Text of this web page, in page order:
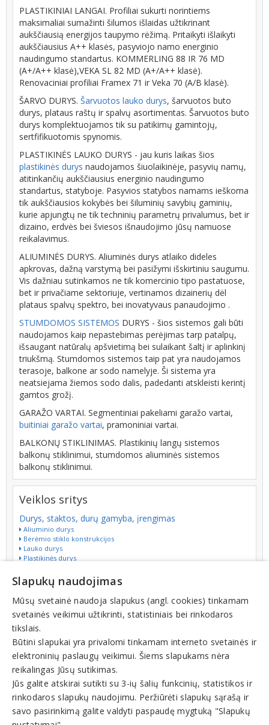
PLASTIKINIAI LANGAI. Profiliai sukurti norintiems
maksimaliai sumažinti šilumos išlaidas užtikrinant
aukščiausią energijos taupymo rėžimą. Pritaikyti išlaikyti
aukščiausius A++ klasės, pasyviojo namo energinio
naudingumo standartus. KOMMERLING 88 IR 76 MD
(A+/A++ klasė),VEKA SL 82 MD (A+/A++ klasė).
Renovaciniai profiliai Framex 71 ir Veka 70 (A/B klasė).
ŠARVO DURYS. Šarvuotos lauko durys, šarvuotos buto
durys, plataus raštų ir spalvų asortimentas. Šarvuotos buto
durys komplektuojamos tik su patikimų gamintojų,
sertfifikuotomis spynomis.
PLASTIKINĖS LAUKO DURYS - jau kuris laikas šios
plastikinės durys naudojamos šiuolaikinėje, pasyvių namų,
atitinkančių aukščiausius energinio naudingumo
standartus, statyboje. Pasyvios statybos namams ieškoma
tik aukščiausios kokybės bei šiluminių savybių gaminių,
kurie apjungtų ne tik techninių parametrų privalumus, bet ir
dizaino, erdvės bei šviesos išnaudojimo jūsų namuose
reikalavimus.
ALIUMINĖS DURYS. Aliuminės durys atlaiko dideles
apkrovas, dažną varstymą bei pasižymi išskirtiniu saugumu.
Vis dažniau sutinkamos ne tik komercinio tipo pastatuose,
bet ir privačiame sektoriuje, vertinamos dizainerių dėl
plataus spalvų spektro, bei inovatyvaus panaudojimo .
STUMDOMOS SISTEMOS DURYS - šios sistemos gali būti
naudojamos kaip nepastebimas perėjimas tarp patalpų,
išsaugant natūralų apšvietimą bei sulaikant šaltį ir aplinkinį
triukšmą. Stumdomos sistemos taip pat yra naudojamos
terasoje, balkone ar sodo namelyje. Ši sistema yra
neatsiejama žiemos sodo dalis, padedanti atskleisti kerintį
gamtos grožį.
GARAŽO VARTAI. Segmentiniai pakeliami garažo vartai,
buitiniai garažo vartai, pramoniniai vartai.
BALKONŲ STIKLINIMAS. Plastikinių langų sistemos
balkonų stiklinimui, stumdomos aliuminės sistemos
balkonų stiklinimui.
Veiklos sritys
Durys, staktos, durų gamyba, įrengimas
Aliuminio durys
Berėmio stiklo konstrukcijos
Lauko durys
Plastikinės durys
Stumdomos durys
Vidaus durys
Langai, palangės, gamyba, įrengimas
Balkonų stiklinimas
Langų montavimas
Plastikiniai langai
Stiklinimas
Stiklo paketai
Stiklo pertvaros
Terasos
Vitrinos
Vartai, tvoros, gamyba, įrengimas
Garažų vartai
Pakeliami vartai
Slapukų naudojimas
Mūsų svetainė naudoja slapukus (angl. cookies) tinkamam
svetainės veikimui užtikrinti, statistiniais bei rinkodaros
tikslais.
Būtini slapukai yra privalomi tinkamam interneto svetainės ir
elektroninių paslaugų veikimui. Šiems slapukams nėra
reikalingas Jūsų sutikimas.
Jūs galite atskirai sutikti su 3-ių šalių funkcinių, statistikos ir
rinkodaros slapukų naudojimu. Peržiūrėti slapukų sąrašą ir
savo pasirinkimą galite valdyti paspaudę mygtuką "Slapukų